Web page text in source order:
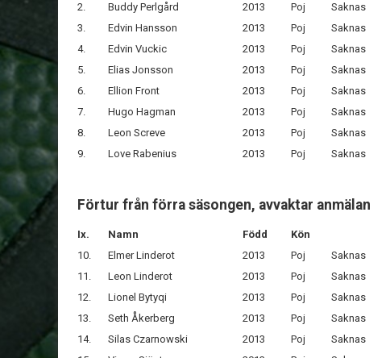
2.
Buddy Perlgård 2013 Poj
Saknas
3.
Edvin Hansson 2013 Poj
Saknas
4.
Edvin Vuckic 2013 Poj
Saknas
5.
Elias Jonsson 2013 Poj
Saknas
6.
Ellion Front 2013 Poj
Saknas
7.
Hugo Hagman 2013 Poj
Saknas
8.
Leon Screve 2013 Poj
Saknas
9.
Love Rabenius 2013 Poj Saknas
Förtur från förra säsongen, avvaktar anmälan
Ix. Namn Född Kön
10.
Elmer Linderot 2013 Poj
Saknas
11.
Leon Linderot 2013 Poj
Saknas
12.
Lionel Bytyqi 2013 Poj
Saknas
13.
Seth Åkerberg 2013 Poj
Saknas
14.
Silas Czarnowski 2013 Poj
Saknas